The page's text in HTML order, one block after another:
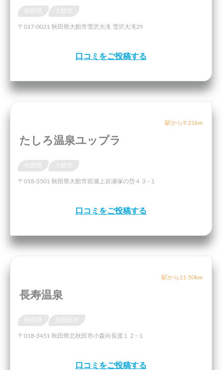
〒017-0021 秋田県大館市雪沢大滝 雪沢大滝29
口コミをご投稿する
駅から9.21km
たしろ温泉ユップラ
〒018-3501 秋田県大館市岩瀬上岩瀬塚の岱４３−１
口コミをご投稿する
駅から11.50km
長寿温泉
〒018-3451 秋田県北秋田市小森向長渡１２−１
口コミをご投稿する